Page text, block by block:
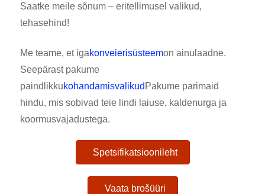
Saatke meile sõnum – eritellimusel valikud,
tehasehind!
Me teame, et igakonveierisüsteemon ainulaadne.
Seepärast pakume
paindlikkukohandamisvalikud Pakume parimaid
hindu, mis sobivad teie lindi laiuse, kaldenurga ja
koormusvajadustega.
Spetsifikatsioonileht
Vaata brošüüri